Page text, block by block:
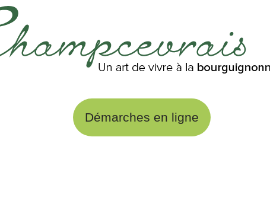
Démarches en ligne